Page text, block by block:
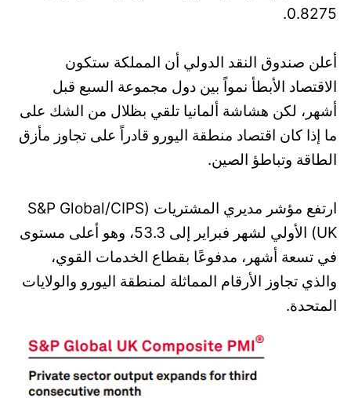
0.8275.
أعلن صندوق النقد الدولي أن المملكة ستكون
الاقتصاد الأبطأ نمواً بين دول مجموعة السبع قبل
أشهر، لكن هشاشة ألمانيا تلقي بظلال من الشك على
ما إذا كان اقتصاد منطقة اليورو قادراً على تجاوز مأزق
الطاقة وتباطؤ الصين.
ارتفع مؤشر مديري المشتريات (S&P Global/CIPS
UK) الأولي لشهر فبراير إلى 53.3، وهو أعلى مستوى
في تسعة أشهر، مدفوعًا بقطاع الخدمات القوي،
والذي تجاوز الأرقام المماثلة لمنطقة اليورو والولايات
المتحدة.